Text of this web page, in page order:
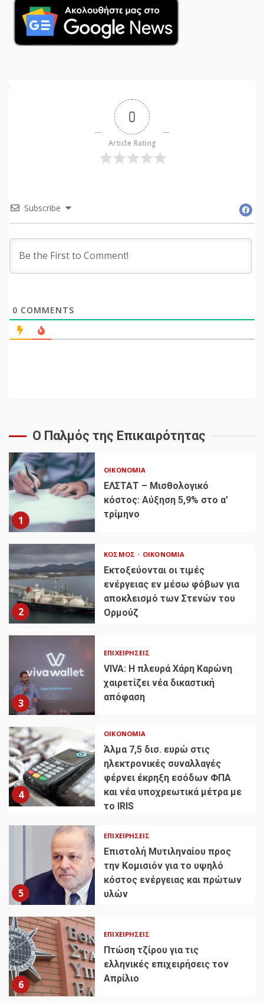
0
Article Rating
Subscribe
0 COMMENTS
Ο Παλμός της Επικαιρότητας
1
ΟΙΚΟΝΟΜΊΑ
ΕΛΣΤΑΤ – Μισθολογικό
κόστος: Αύξηση 5,9% στο α’
τρίμηνο
2
ΚΌΣΜΟΣ ΟΙΚΟΝΟΜΊΑ
Εκτοξεύονται οι τιμές
ενέργειας εν μέσω φόβων για
αποκλεισμό των Στενών του
Ορμούζ
3
ΕΠΙΧΕΙΡΉΣΕΙΣ
VIVA: Η πλευρά Χάρη Καρώνη
χαιρετίζει νέα δικαστική
απόφαση
4
ΟΙΚΟΝΟΜΊΑ
Άλμα 7,5 δισ. ευρώ στις
ηλεκτρονικές συναλλαγές
φέρνει έκρηξη εσόδων ΦΠΑ
και νέα υποχρεωτικά μέτρα με
το IRIS
5
ΕΠΙΧΕΙΡΉΣΕΙΣ
Επιστολή Μυτιληναίου προς
την Κομισιόν για το υψηλό
κόστος ενέργειας και πρώτων
υλών
6
ΕΠΙΧΕΙΡΉΣΕΙΣ
Πτώση τζίρου για τις
ελληνικές επιχειρήσεις τον
Απρίλιο